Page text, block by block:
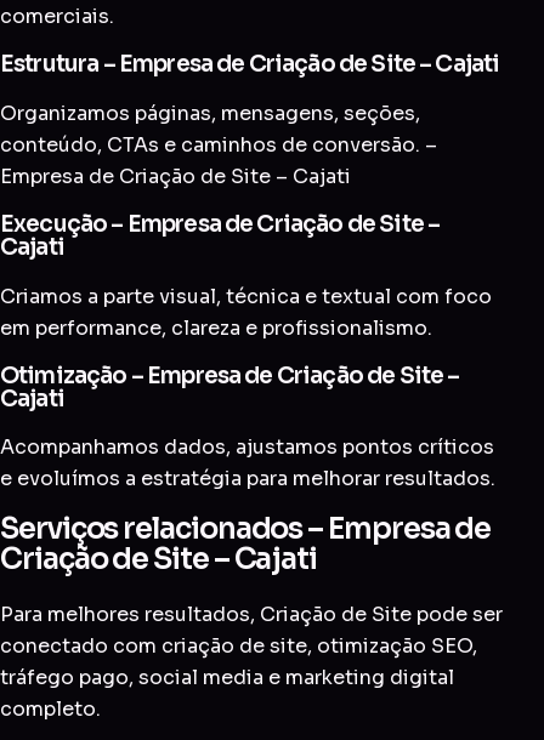
comerciais.
Estrutura – Empresa de Criação de Site – Cajati
Organizamos páginas, mensagens, seções,
conteúdo, CTAs e caminhos de conversão. –
Empresa de Criação de Site – Cajati
Execução – Empresa de Criação de Site –
Cajati
Criamos a parte visual, técnica e textual com foco
em performance, clareza e profissionalismo.
Otimização – Empresa de Criação de Site –
Cajati
Acompanhamos dados, ajustamos pontos críticos
e evoluímos a estratégia para melhorar resultados.
Serviços relacionados – Empresa de
Criação de Site – Cajati
Para melhores resultados, Criação de Site pode ser
conectado com criação de site, otimização SEO,
tráfego pago, social media e marketing digital
completo.